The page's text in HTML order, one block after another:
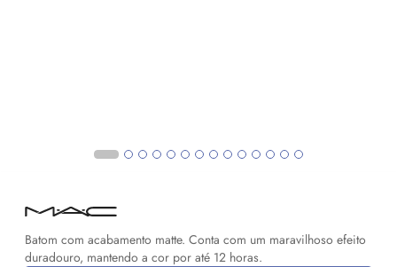
Batom com acabamento matte. Conta com um maravilhoso efeito
duradouro, mantendo a cor por até 12 horas.